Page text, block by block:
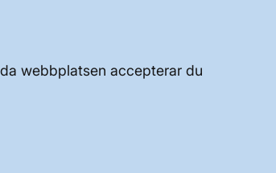
webbplatsen accepterar du